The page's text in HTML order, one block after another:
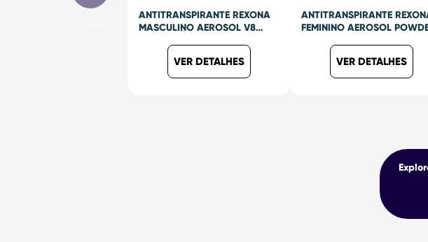
ANTITRANSPIRANTE REXONA
MASCULINO AEROSOL V8
VER DETALHES
ANTITRANSPIRANTE
FEMININO AEROSOL
VER DETALHES